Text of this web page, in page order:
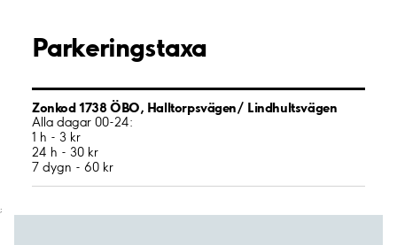
Parkeringstaxa
Zonkod 1738 ÖBO, Halltorpsvägen/ Lindhultsvägen
Alla dagar 00-24:
1 h - 3 kr
24 h - 30 kr
7 dygn - 60 kr
;